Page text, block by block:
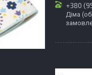
+380
Діма